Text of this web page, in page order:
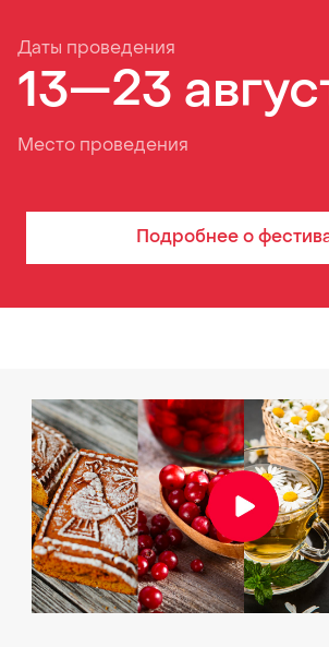
Подробнее о
Даты проведения
13—23
Место проведения